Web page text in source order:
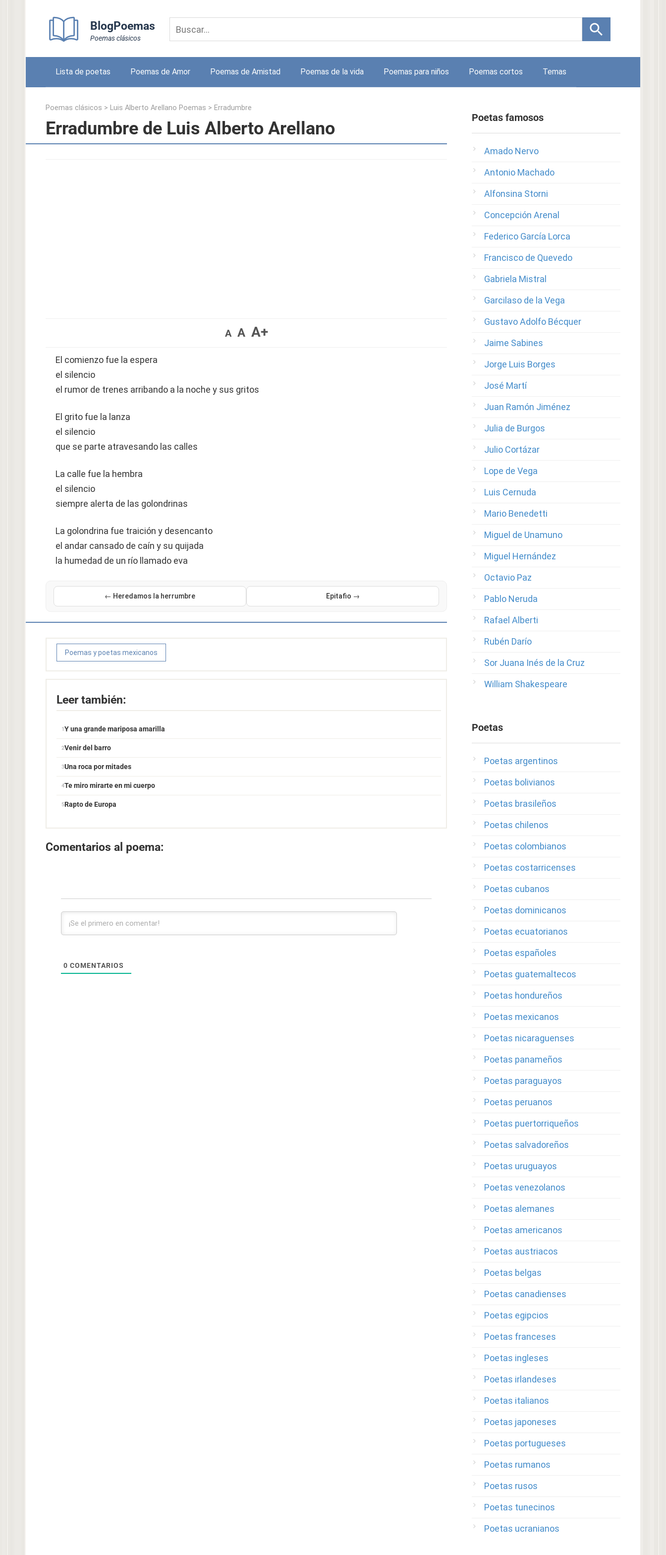
BlogPoemas
Poemas clásicos
Lista de poetas Poemas de Amor Poemas de Amistad Poemas de la vida Poemas para niños Poemas cortos Temas
Poemas clásicos > Luis Alberto Arellano Poemas > Erradumbre
Erradumbre de Luis Alberto Arellano
A A A+
El comienzo fue la espera
el silencio
el rumor de trenes arribando a la noche y sus gritos
El grito fue la lanza
el silencio
que se parte atravesando las calles
La calle fue la hembra
el silencio
siempre alerta de las golondrinas
La golondrina fue traición y desencanto
el andar cansado de caín y su quijada
la humedad de un río llamado eva
← Heredamos la herrumbre Epitafio →
Poemas y poetas mexicanos
Leer también:
Y una grande mariposa amarilla
Venir del barro
Una roca por mitades
Te miro mirarte en mi cuerpo
Rapto de Europa
Comentarios al poema:
0 COMENTARIOS
Poetas famosos
Amado Nervo
Antonio Machado
Alfonsina Storni
Concepción Arenal
Federico García Lorca
Francisco de Quevedo
Gabriela Mistral
Garcilaso de la Vega
Gustavo Adolfo Bécquer
Jaime Sabines
Jorge Luis Borges
José Martí
Juan Ramón Jiménez
Julia de Burgos
Julio Cortázar
Lope de Vega
Luis Cernuda
Mario Benedetti
Miguel de Unamuno
Miguel Hernández
Octavio Paz
Pablo Neruda
Rafael Alberti
Rubén Darío
Sor Juana Inés de la Cruz
William Shakespeare
Poetas
Poetas argentinos
Poetas bolivianos
Poetas brasileños
Poetas chilenos
Poetas colombianos
Poetas costarricenses
Poetas cubanos
Poetas dominicanos
Poetas ecuatorianos
Poetas españoles
Poetas guatemaltecos
Poetas hondureños
Poetas mexicanos
Poetas nicaraguenses
Poetas panameños
Poetas paraguayos
Poetas peruanos
Poetas puertorriqueños
Poetas salvadoreños
Poetas uruguayos
Poetas venezolanos
Poetas alemanes
Poetas americanos
Poetas austriacos
Poetas belgas
Poetas canadienses
Poetas egipcios
Poetas franceses
Poetas ingleses
Poetas irlandeses
Poetas italianos
Poetas japoneses
Poetas portugueses
Poetas rumanos
Poetas rusos
Poetas tunecinos
Poetas ucranianos